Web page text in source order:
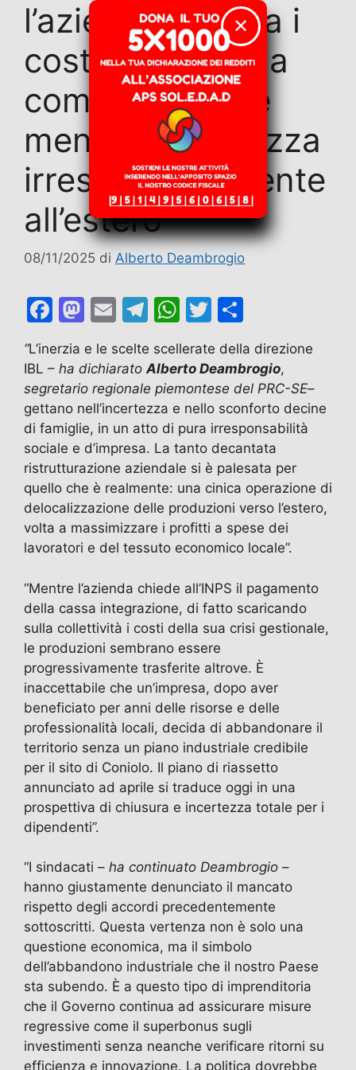
l’azienda scarica i
costi sociali sulla
comunità locale
mentre delocalizza
irresponsabilmente
all’estero
08/11/2025 di Alberto Deambrogio
F
c
e
b
o
o
k
M
a
st
o
d
o
n
E
m
ai
l
T
e
gr
a
m
W
h
at
s
A
p
p
T
w
itt
er
n
di
vi
di
“L’inerzia e le scelte scellerate della direzione
IBL – ha dichiaratoAlberto Deambrogio,
segretario regionale piemontese del PRC-SE–
gettano nell’incertezza e nello sconforto decine
di famiglie, in un atto di pura irresponsabilità
sociale e d’impresa. La tanto decantata
ristrutturazione aziendale si è palesata per
quello che è realmente: una cinica operazione di
delocalizzazione delle produzioni verso l’estero,
volta a massimizzare i profitti a spese dei
lavoratori e del tessuto economico locale”.
“Mentre l’azienda chiede all’INPS il pagamento
della cassa integrazione, di fatto scaricando
sulla collettività i costi della sua crisi gestionale,
le produzioni sembrano essere
progressivamente trasferite altrove. È
inaccettabile che un’impresa, dopo aver
beneficiato per anni delle risorse e delle
professionalità locali, decida di abbandonare il
territorio senza un piano industriale credibile
per il sito di Coniolo. Il piano di riassetto
annunciato ad aprile si traduce oggi in una
prospettiva di chiusura e incertezza totale per i
dipendenti”.
“I sindacati – ha continuato Deambrogio –
hanno giustamente denunciato il mancato
rispetto degli accordi precedentemente
sottoscritti. Questa vertenza non è solo una
questione economica, ma il simbolo
dell’abbandono industriale che il nostro Paese
sta subendo. È a questo tipo di imprenditoria
che il Governo continua ad assicurare misure
regressive come il superbonus sugli
investimenti senza neanche verificare ritorni su
efficienza e innovazione. La politica dovrebbe
✕